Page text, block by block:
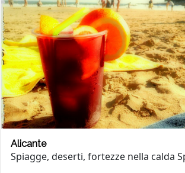
Alicante
Spiagge, deserti, fortezze nella calda